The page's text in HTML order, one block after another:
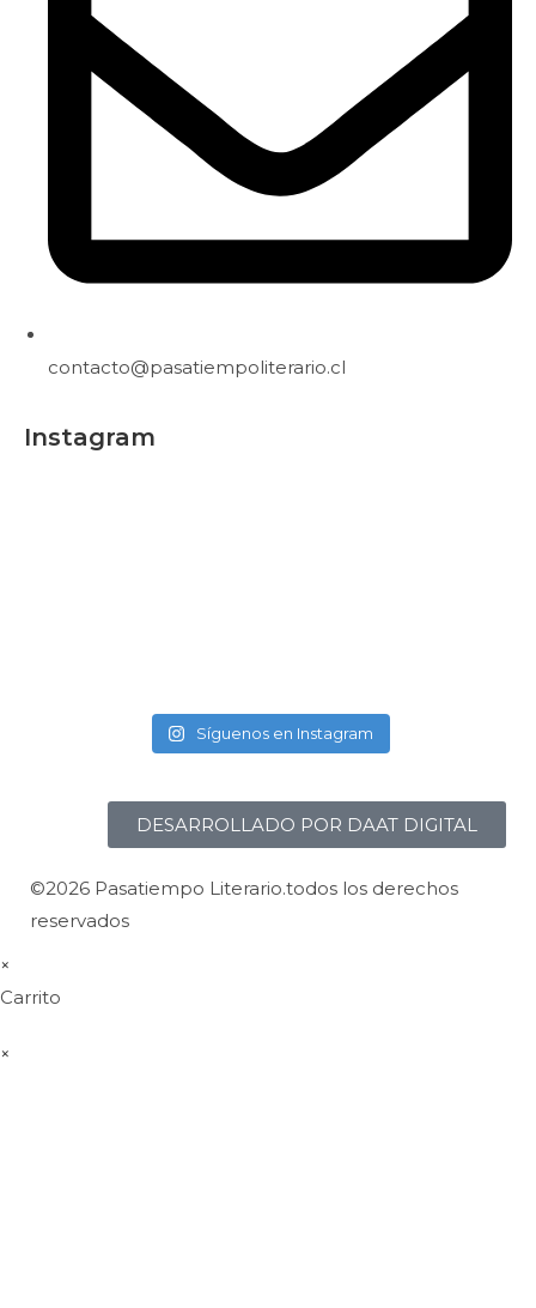
contacto@pasatiempoliterario.cl
Instagram
Síguenos en Instagram
©2026 Pasatiempo Literario.todos los derechos
reservados
DESARROLLADO POR DAAT DIGITAL
×
Carrito
×